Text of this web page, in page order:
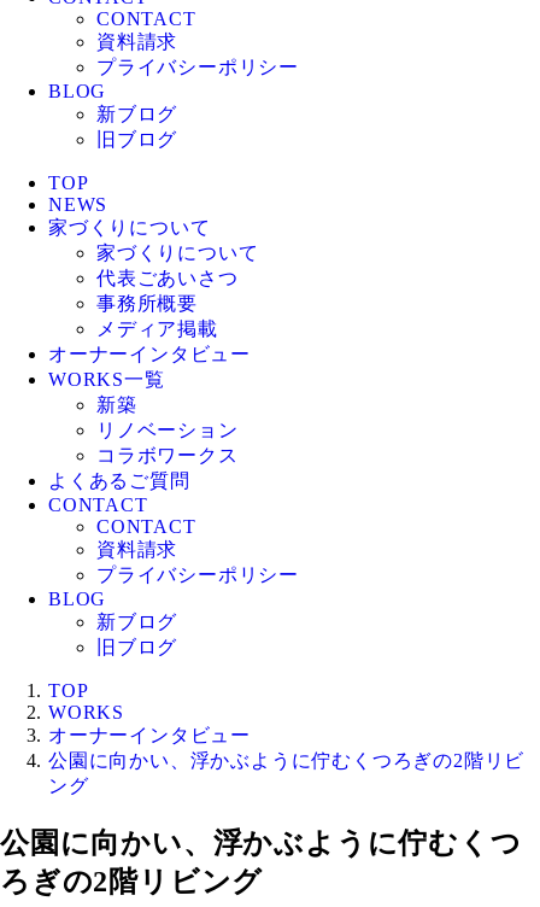
CONTACT
資料請求
プライバシーポリシー
BLOG
新ブログ
旧ブログ
TOP
NEWS
家づくりについて
家づくりについて
代表ごあいさつ
事務所概要
メディア掲載
オーナーインタビュー
WORKS一覧
新築
リノベーション
コラボワークス
よくあるご質問
CONTACT
CONTACT
資料請求
プライバシーポリシー
BLOG
新ブログ
旧ブログ
TOP
WORKS
オーナーインタビュー
公園に向かい、浮かぶように佇むくつろぎの2階リビ
ング
公園に向かい、浮かぶように佇むくつ
ろぎの2階リビング